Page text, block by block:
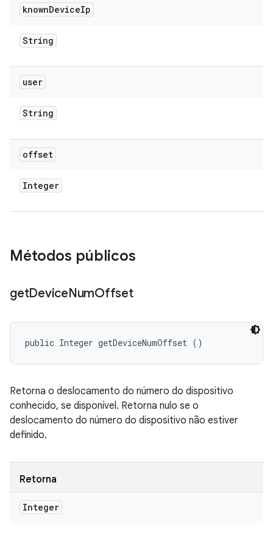
knownDeviceIp
String
user
String
offset
Integer
Métodos públicos
getDeviceNumOffset
public Integer getDeviceNumOffset ()
Retorna o deslocamento do número do dispositivo
conhecido, se disponível. Retorna nulo se o
deslocamento do número do dispositivo não estiver
definido.
Retorna
Integer